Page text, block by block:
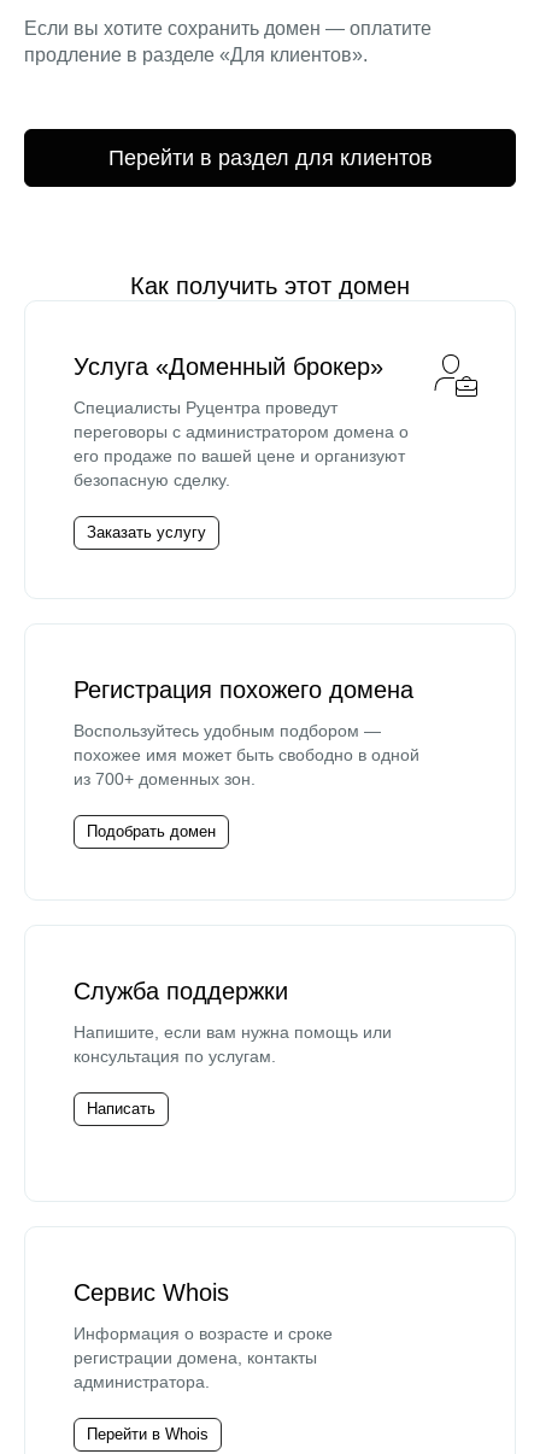
Если вы хотите сохранить домен — оплатите
продление в разделе «Для клиентов».
Перейти в раздел для клиентов
Как получить этот домен
Услуга «Доменный брокер»
Специалисты Руцентра проведут
переговоры с администратором домена о
его продаже по вашей цене и организуют
безопасную сделку.
Заказать услугу
Регистрация похожего домена
Воспользуйтесь удобным подбором —
похожее имя может быть свободно в одной
из 700+ доменных зон.
Подобрать домен
Служба поддержки
Напишите, если вам нужна помощь или
консультация по услугам.
Написать
Сервис Whois
Информация о возрасте и сроке
регистрации домена, контакты
администратора.
Перейти в Whois